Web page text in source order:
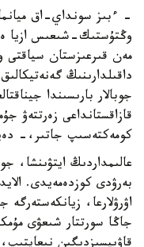
- ءبىز سونداي-اق
وڭتۇستىك-شىعىس ازيا
مەن قىرعىزستان سياقتى
داقىلدارىنىڭ
جوبالار بارىسىندا
قازاقستانداعى زەرتتەۋ
كومەكتەسىپ جاتىر،-
عالىمداردىڭ ايتۋىنشا،
بەرۋدى كوزدەمەيدى.
اۋرۋلارعا،
جاڭا سورتتار شىعۋى